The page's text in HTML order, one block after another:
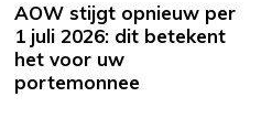
AOW stijgt opnieuw per
1 juli 2026: dit betekent
het voor uw
portemonnee